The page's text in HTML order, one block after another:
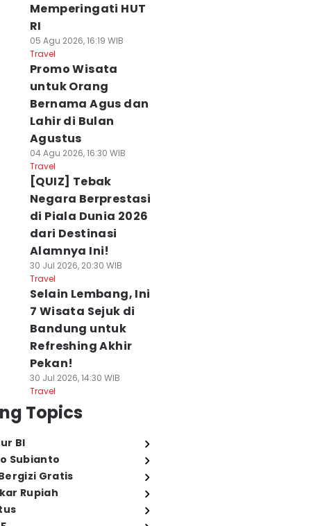
Memperingati HUT
RI
05 Agu 2026, 16:19 WIB
Travel
Promo Wisata
untuk Orang
Bernama Agus dan
Lahir di Bulan
Agustus
04 Agu 2026, 16:30 WIB
Travel
[QUIZ] Tebak
Negara Berprestasi
di Piala Dunia 2026
dari Destinasi
Alamnya Ini!
30 Jul 2026, 20:30 WIB
Travel
Selain Lembang, Ini
7 Wisata Sejuk di
Bandung untuk
Refreshing Akhir
Pekan!
30 Jul 2026, 14:30 WIB
Travel
Topics
BI
Subianto
Gratis
Rupiah